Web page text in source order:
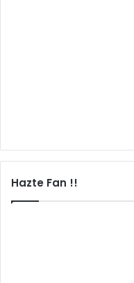
Hazte Fan !!